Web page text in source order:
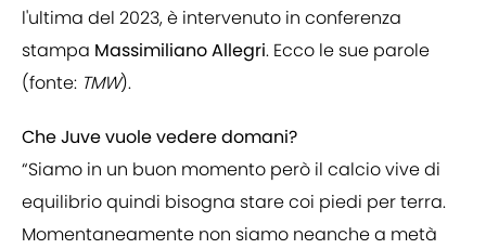
l'ultima del 2023, è intervenuto in conferenza
stampa Massimiliano Allegri. Ecco le sue parole
(fonte: TMW).
Che Juve vuole vedere domani?
“Siamo in un buon momento però il calcio vive di
equilibrio quindi bisogna stare coi piedi per terra.
Momentaneamente non siamo neanche a metà